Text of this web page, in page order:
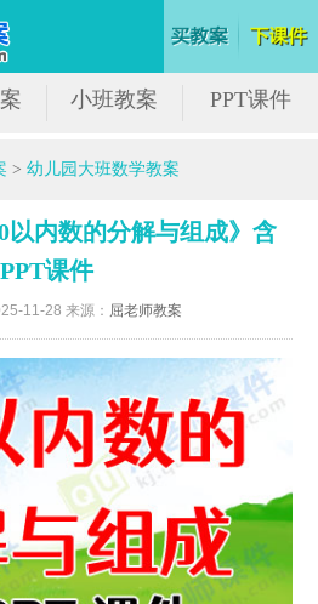
小班教案 PPT课件
>幼儿园大班数学教案
以内数的分解与组成》含
PPT课件
11-28 来源： 屈老师教案